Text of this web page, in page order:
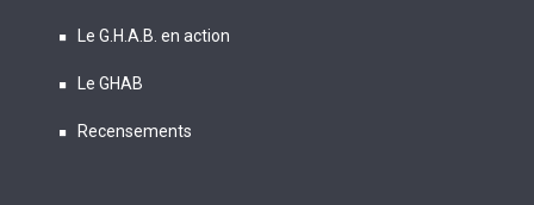
Le G.H.A.B. en action
Le GHAB
Recensements